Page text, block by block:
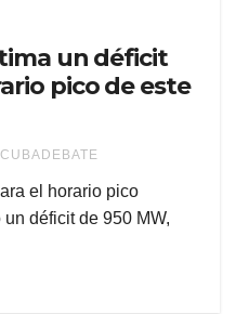
un déficit
pico de este
CUBADEBATE
el horario pico
déficit de 950 MW,